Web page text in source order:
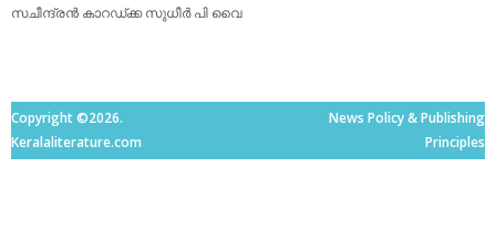
സചീന്ദ്രന്‍ കാറഡ്ക്ക സുധീര്‍ പി വൈ
Copyright ©2026.
Keralaliterature.com
News Policy & Publishing
Principles